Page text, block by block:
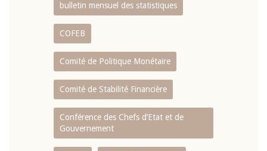
bulletin mensuel des statistiques
COFEB
Comité de Politique Monétaire
Comité de Stabilité Financière
Conférence des Chefs d’Etat et de
Gouvernement